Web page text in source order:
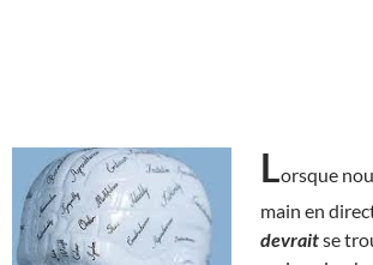
Lorsque
main en
devraitse